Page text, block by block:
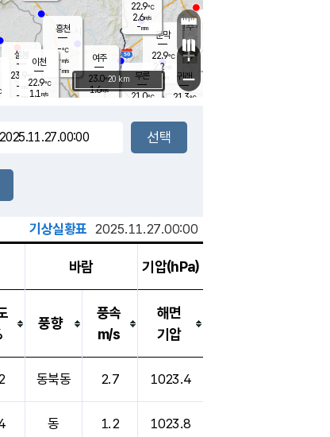
문막
22.9℃
2.2m/s
mm
부론
21.0℃
여주
23.0℃
1.6m/s
22.9℃
2.6m/s
-mm
장호원
흥천
-℃
-m/s
-mm
설봉
23.9
-m/s
- mm
귀래
21.3℃
이천
22.9℃
1.1 m/s
+
−
20 km
기상실황표 2025.11.27.00:00
바람 기압(hPa)
풍향
풍속
m/s
해면
기압
동북동 2.7 1023.4
동 1.2 1023.8